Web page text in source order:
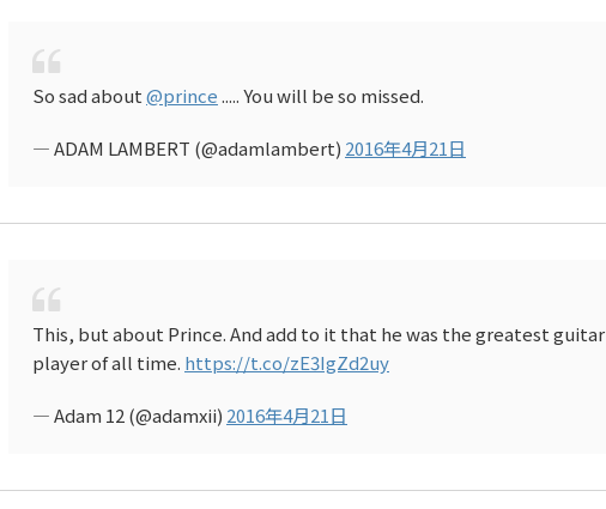
So sad about@prince..... You will be so missed.
— ADAM LAMBERT (@adamlambert) 2016年4月21日
This, but about Prince. And add to it that he was the greatest guitar
player of all time. https://t.co/zE3IgZd2uy
— Adam 12 (@adamxii) 2016年4月21日